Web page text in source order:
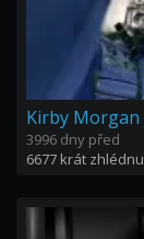
Kirby Morgan
3996 dny před
6677 krát